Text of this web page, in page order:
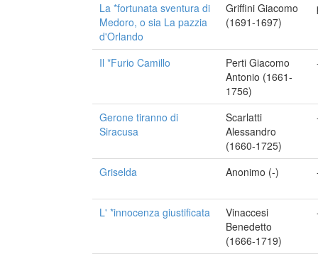
La *fortunata sventura di
Medoro, o sia La pazzia
d'Orlando
Griffini Giacomo
(1691-1697)
Il *Furio Camillo
Perti Giacomo
Antonio (1661-
1756)
Gerone tiranno di
Siracusa
Scarlatti
Alessandro
(1660-1725)
Griselda Anonimo (-)
L' *innocenza giustificata
Vinaccesi
Benedetto
(1666-1719)